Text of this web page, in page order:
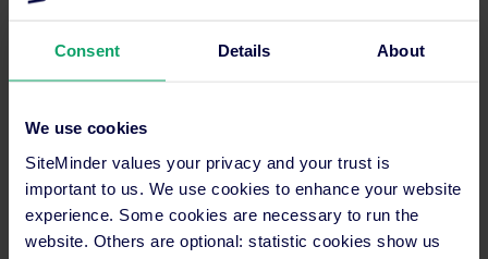
Consent Details About
We use cookies
SiteMinder values your privacy and your trust is
important to us. We use cookies to enhance your website
experience. Some cookies are necessary to run the
website. Others are optional: statistic cookies show us